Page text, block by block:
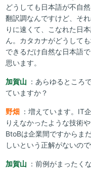
どうしても日本語が不自
翻訳調なんですけど、そ
りに速くて、こなれた日
ん。カタカナがどうして
できるだけ自然な日本語
思います。
加賀山 ：あらゆるところ
ていますか？
野畑 ：増えています。IT
りえなかったような技術
BtoBは企業間ですからま
しいという正解がないので
加賀山 ：前例がまったく